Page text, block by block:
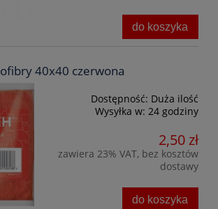
do koszyka
40x40 czerwona
Dostępność: Duża ilość
Wysyłka w: 24 godziny
2,50 zł
zawiera 23% VAT, bez kosztów
dostawy
do koszyka